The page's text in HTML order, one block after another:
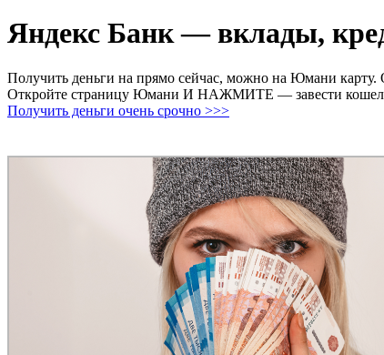
Яндекс Банк — вклады,
Получить деньги на прямо сейчас, можно на Юмани карту.
Откройте страницу Юмани И НАЖМИТЕ — завести
Получить деньги очень срочно >>>